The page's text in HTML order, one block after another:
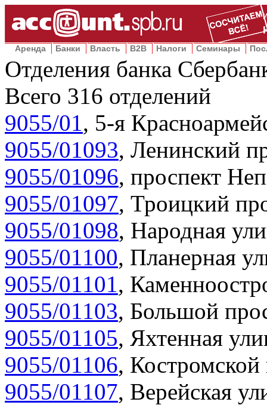
Аренда Банки Власть B2B Налоги Семинары
Отделения банка
Всего 316 отделений
9055/01, 5-я
9055/01093, Ленинский
9055/01096, проспект
9055/01097, Троицкий
9055/01098, Народная
9055/01100, Планерная
9055/01101,
9055/01103, Большой
9055/01105, Яхтенная
9055/01106, Костромской
9055/01107, Верейская